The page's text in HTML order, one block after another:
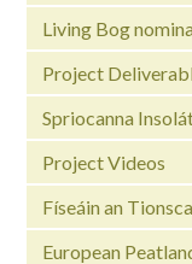
Living Bog
Project
Spriocanna
Project Videos
Físeáin an
European